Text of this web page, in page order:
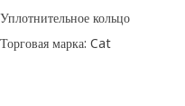
Уплотнительное кольцо
Торговая марка: Cat